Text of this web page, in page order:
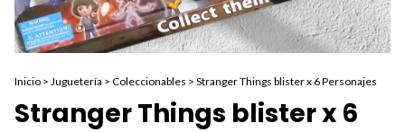
Inicio > Juguetería > Coleccionables > Stranger Things blister x 6 Personajes
Stranger Things blister x 6